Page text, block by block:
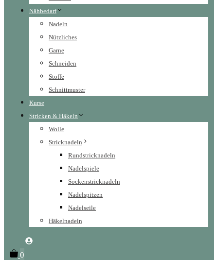
Nähbedarf
Nadeln
Nützliches
Garne
Schneiden
Stoffe
Schnittmuster
Kurse
Stricken & Häkeln
Wolle
Stricknadeln
Rundstricknadeln
Nadelspiele
Sockenstricknadeln
Nadelspitzen
Nadelseile
Häkelnadeln
0